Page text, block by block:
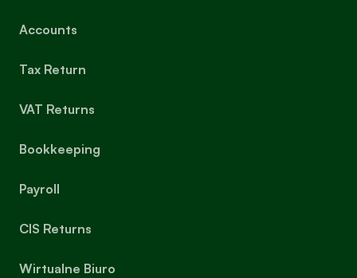
Accounts
Tax Return
VAT Returns
Bookkeeping
Payroll
CIS Returns
Wirtualne Biuro